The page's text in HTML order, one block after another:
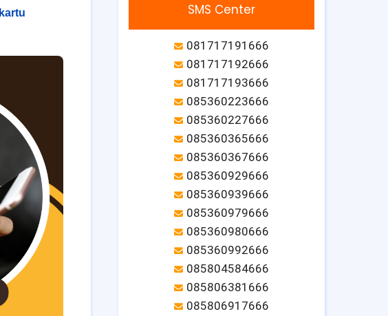
kartu
SMS Center
081717191666
081717192666
081717193666
085360223666
085360227666
085360365666
085360367666
085360929666
085360939666
085360979666
085360980666
085360992666
085804584666
085806381666
085806917666